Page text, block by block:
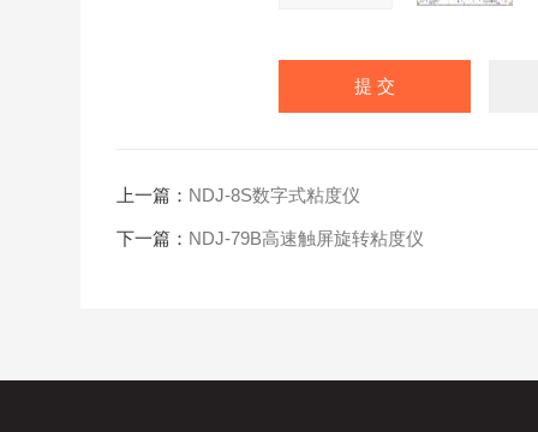
上一篇： NDJ-8S数字式粘度仪
下一篇： NDJ-79B高速触屏旋转粘度仪